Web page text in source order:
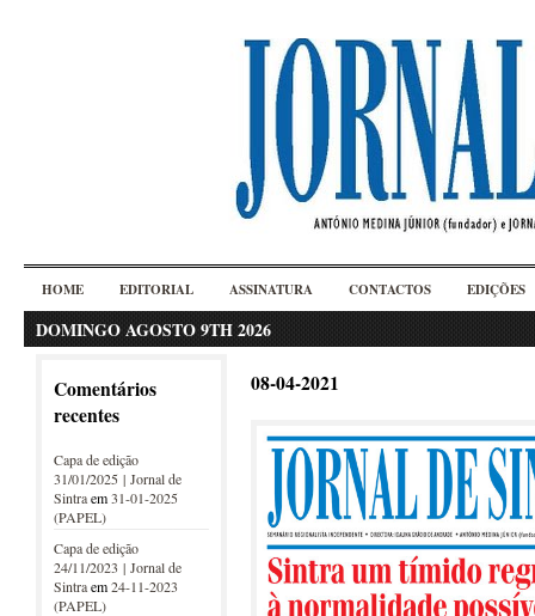
HOME EDITORIAL ASSINATURA CONTACTOS EDIÇÕES
DOMINGO AGOSTO 9TH 2026
Comentários
recentes
Capa de edição
31/01/2025 | Jornal de
Sintraem31-01-2025
(PAPEL)
Capa de edição
24/11/2023 | Jornal de
Sintraem24-11-2023
(PAPEL)
08-04-2021